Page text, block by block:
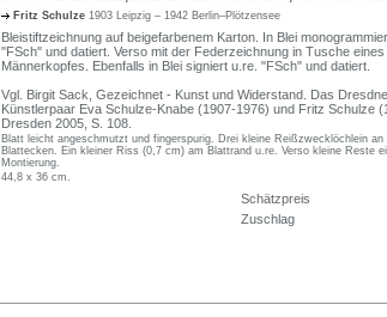
Fritz Schulze 1903 Leipzig – 1942 Berlin–Plötzensee
Bleistiftzeichnung auf beigefarbenem Karton. In Blei
"FSch" und datiert. Verso mit der Federzeichnung in Tusche eines
Männerkopfes. Ebenfalls in Blei signiert u.re. "FSch" und datiert.
Vgl. Birgit Sack, Gezeichnet - Kunst und Widerstand. Das
Künstlerpaar Eva Schulze-Knabe (1907-1976) und Fritz Schulze
Dresden 2005, S. 108.
Blatt leicht angeschmutzt und fingerspurig. Drei kleine Reißzwecklöchlein an
Blattecken. Ein kleiner Riss (0,7 cm) am Blattrand u.re. Verso kleine Reste
Montierung.
44,8 x 36 cm.
Schätzpreis
Zuschlag